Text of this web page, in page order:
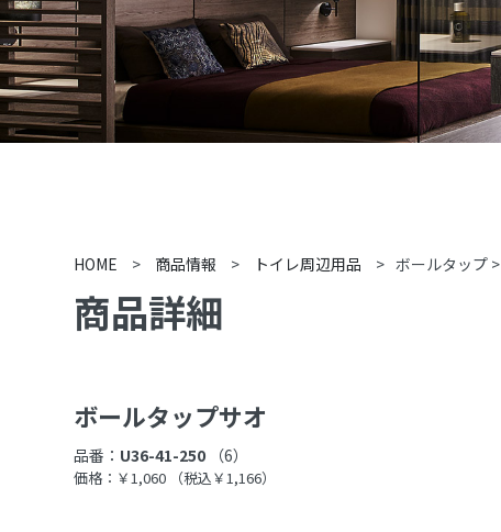
HOME > 商品情報 > トイレ周辺用品 > ボールタップ >
商品詳細
ボールタップサオ
品番： U36-41-250 （6）
価格：￥1,060 （税込￥1,166）